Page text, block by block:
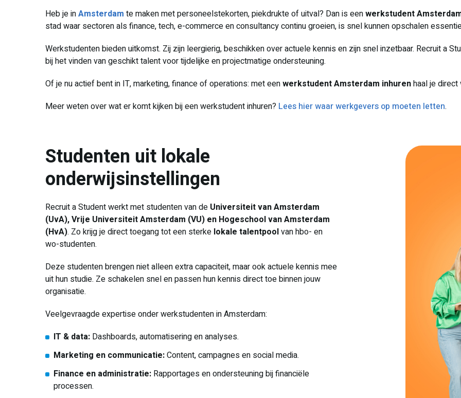
Heb je inAmsterdam te maken met personeelstekorten, piekdrukte of uitval? Dan is eenwerkstudent
stad waar sectoren als finance, tech, e-commerce en consultancy continu groeien, is snel kunnen opschalen
Werkstudenten bieden uitkomst. Zij zijn leergierig, beschikken over actuele kennis en zijn snel inzetbaar. Recruit a
bij het vinden van geschikt talent voor tijdelijke en projectmatige ondersteuning.
Of je nu actief bent in IT, marketing, finance of operations: met eenwerkstudent Amsterdam inhurenhaal je direct
Meer weten over wat er komt kijken bij een werkstudent inhuren? Lees hier waar werkgevers op moeten letten.
Studenten uit lokale
onderwijsinstellingen
Recruit a Student werkt met studenten van de Universiteit van Amsterdam
(UvA), Vrije Universiteit Amsterdam (VU) en Hogeschool van Amsterdam
(HvA). Zo krijg je direct toegang tot een sterke lokale talentpoolvan hbo- en
wo-studenten.
Deze studenten brengen niet alleen extra capaciteit, maar ook actuele kennis mee
uit hun studie. Ze schakelen snel en passen hun kennis direct toe binnen jouw
organisatie.
Veelgevraagde expertise onder werkstudenten in Amsterdam:
IT & data: Dashboards, automatisering en analyses.
Marketing en communicatie:Content, campagnes en social media.
Finance en administratie: Rapportages en ondersteuning bij financiële
processen.